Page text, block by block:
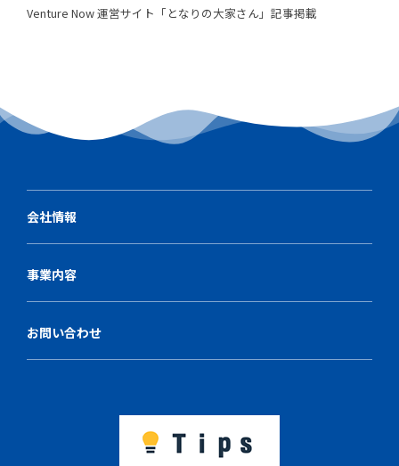
Venture Now 運営サイト「となりの大家さん」記事掲載
会社情報
事業内容
お問い合わせ